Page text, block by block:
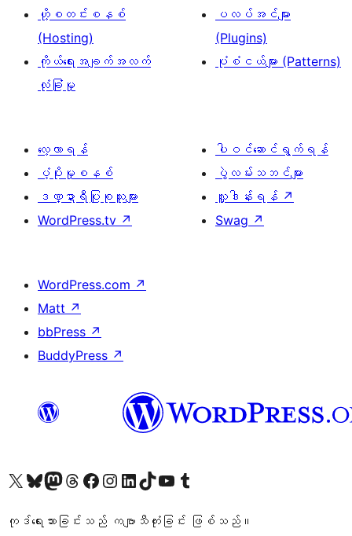
ဟို့စတင်းစနစ်
(Hosting)
ကိုယ်ရေးအချက်အလက်
လုံခြုံမှု
ပလပ်အင်များ
(Plugins)
ပုံစံငယ်များ (Patterns)
လေ့လာရန်
ပံ့ပိုးမှုစနစ်
ဒဏ္ဍာရီပြုစုသူများ
WordPress.tv ↗
ပါဝင်ဆောင်ရွက်ရန်
ပွဲလမ်းသဘင်များ
လှူဒါန်းရန် ↗
Swag ↗
WordPress.com ↗
Matt ↗
bbPress ↗
BuddyPress ↗
ကျွန်ုပ်တို့၏ X (ယခင် Twitter) အကောင့်သို့ သွားရောက်ကြည့်ရှုပါကျွန်ုပ်တို့၏ Bluesky အကောင့်သို့ ဝင်ရောက်ကြည့်ရှုရန်
ကျွန်ုပ်တို့၏ Mastodon အကောင့်သို့ သွားရောက်ကြည့်ရှုပါကျွန်ုပ်တို့၏ Threads အကောင့်သို့ ဝင်ရောက်ကြည့်ရှုရန်
ကျွန်ုပ်တို့၏ Facebook စာမျက်နှာသို့ သွားရောက်ကြည့်ရှုပါကျွန်ုပ်တို့၏ Instagram အကောင့်သို့ သွားရောက်ကြည့်ရှုပါ ကျွန်ုပ်တို့၏ LinkedIn အကောင့်သို့ သွားရောက်ကြည့်ရှုပါကျွန်ုပ်တို့၏ TikTok အကောင့်သို့ ဝင်ရောက်ကြည့်ရှုရန်
ကျွန်ုပ်တို့၏ YouTube ချန်နယ်သို့ သွားရောက်ကြည့်ရှုပါ ကျွန်ုပ်တို့၏ Tumblr အကောင့်သို့ ဝင်ရောက်ကြည့်ရှုရန်
ကုဒ်ရေးသားခြင်းသည် ကဗျာသီကုံးခြင်း ဖြစ်သည်။